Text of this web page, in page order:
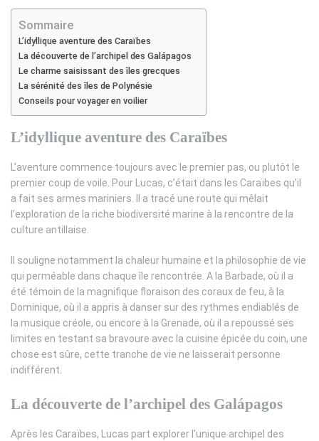
Sommaire
L’idyllique aventure des Caraïbes
La découverte de l’archipel des Galápagos
Le charme saisissant des îles grecques
La sérénité des îles de Polynésie
Conseils pour voyager en voilier
L’idyllique aventure des Caraïbes
L’aventure commence toujours avec le premier pas, ou plutôt le
premier coup de voile. Pour Lucas, c’était dans les Caraïbes qu’il
a fait ses armes mariniers. Il a tracé une route qui mêlait
l’exploration de la riche biodiversité marine à la rencontre de la
culture antillaise.
Il souligne notamment la chaleur humaine et la philosophie de vie
qui perméable dans chaque île rencontrée. A la Barbade, où il a
été témoin de la magnifique floraison des coraux de feu, à la
Dominique, où il a appris à danser sur des rythmes endiablés de
la musique créole, ou encore à la Grenade, où il a repoussé ses
limites en testant sa bravoure avec la cuisine épicée du coin, une
chose est sûre, cette tranche de vie ne laisserait personne
indifférent.
La découverte de l’archipel des Galápagos
Après les Caraïbes, Lucas part explorer l’unique archipel des